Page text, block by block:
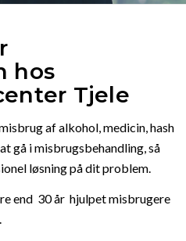
hos
Tjele
af alkohol, medicin, hash
gå i misbrugsbehandling, så
løsning på dit problem.
end 30 år hjulpet misbrugere